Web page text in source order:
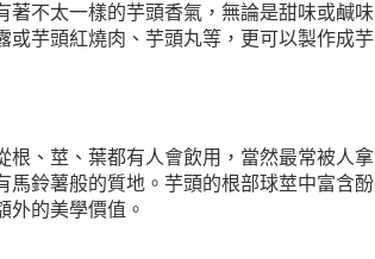
著不太一樣的芋頭香氣，無論是甜味或鹹
或芋頭紅燒肉、芋頭丸等，更可以製作成
根、莖、葉都有人會飲用，當然最常被人
馬鈴薯般的質地。芋頭的根部球莖中富含
外的美學價值。